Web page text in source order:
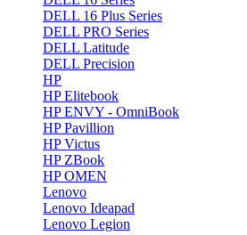
DELL 16 Plus Series
DELL PRO Series
DELL Latitude
DELL Precision
HP
HP Elitebook
HP ENVY - OmniBook
HP Pavillion
HP Victus
HP ZBook
HP OMEN
Lenovo
Lenovo Ideapad
Lenovo Legion